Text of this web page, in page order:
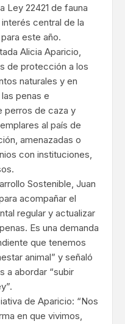
Ley 22421 de fauna
central de la
este año.
Alicia Aparicio,
de protección a los
naturales y en
penas e
perros de caza y
al país de
amenazadas o
con instituciones,
Sostenible, Juan
acompañar el
regular y actualizar
Es una demanda
que tenemos
animal” y señaló
a abordar “subir
de Aparicio: “Nos
en que vivimos,